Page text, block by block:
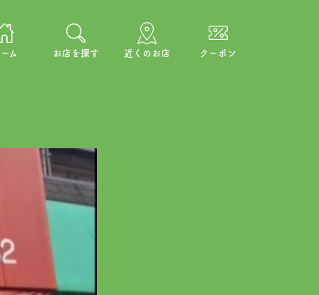
ム お店を探す 近くのお店 クーポン